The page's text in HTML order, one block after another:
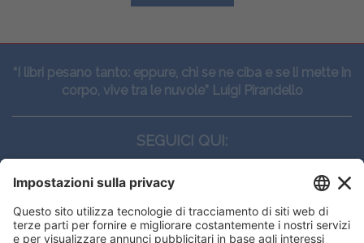
“I libri pesano tanto: eppure, chi se ne ciba e se li mette in
corpo, vive tra le nuvole” Luigi Pirandello
SEGUICI QUI:
CONTATTI